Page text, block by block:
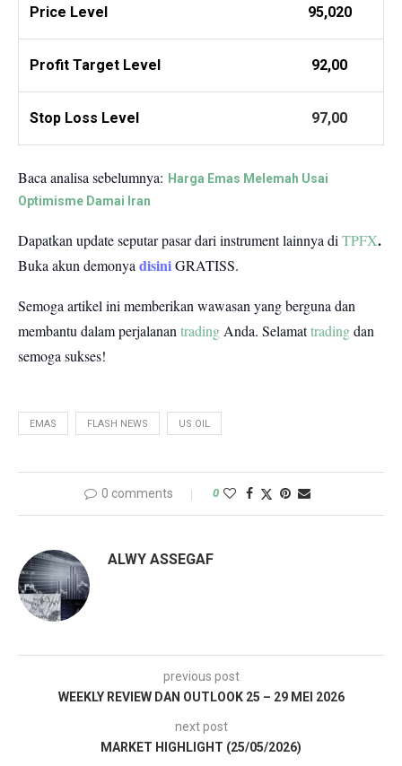
Price Level 95,020
Profit Target Level 92,00
Stop Loss Level 97,00
Baca analisa sebelumnya: Harga Emas Melemah Usai
Optimisme Damai Iran
Dapatkan update seputar pasar dari instrument lainnya di TPFX.
Buka akun demonya disiniGRATISS.
Semoga artikel ini memberikan wawasan yang berguna dan
membantu dalam perjalanan trading Anda. Selamattradingdan
semoga sukses!
EMAS FLASH NEWS US OIL
0 comments 0
ALWY ASSEGAF
previous post
WEEKLY REVIEW DAN OUTLOOK 25 – 29 MEI 2026
next post
MARKET HIGHLIGHT (25/05/2026)